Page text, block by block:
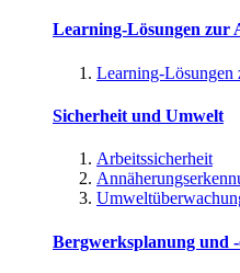
Learning-Lösungen zur
Learning-Lösungen
Sicherheit und Umwelt
Arbeitssicherheit
Bergwerksplanung und